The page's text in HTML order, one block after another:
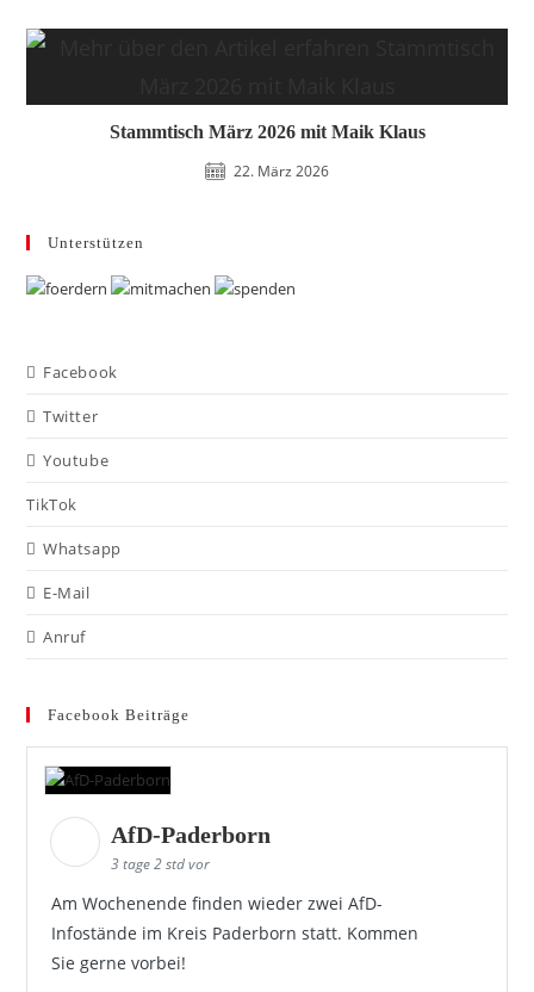
Stammtisch März 2026 mit Maik Klaus
22. März 2026
Unterstützen
Facebook
Twitter
Youtube
TikTok
Whatsapp
E-Mail
Anruf
Facebook Beiträge
AfD-Paderborn
3 tage 2 std vor
Am Wochenende finden wieder zwei AfD-
Infostände im Kreis Paderborn statt. Kommen
Sie gerne vorbei!